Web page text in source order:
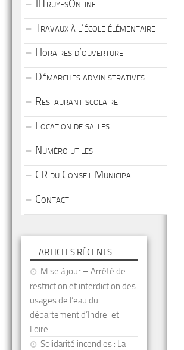
#TruyesOnline
Travaux à l’école élémentaire
Horaires d’ouverture
Démarches administratives
Restaurant scolaire
Location de salles
Numéro utiles
CR du Conseil Municipal
Contact
ARTICLES RÉCENTS
Mise à jour – Arrêté de
restriction et interdiction des
usages de l’eau du
département d’Indre-et-
Loire
Solidarité incendies : La